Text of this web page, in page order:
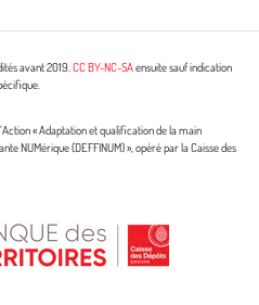
avant 2019. CC BY-NC-SAensuite sauf indication
« Adaptation et qualification de la main
NUMérique (DEFFINUM) », opéré par la Caisse des